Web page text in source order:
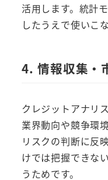
活用します。統計
したうえで使いこ
4. 情報収集・
クレジットアナリ
業界動向や競争環
リスクの判断に反
けでは把握できな
うためです。